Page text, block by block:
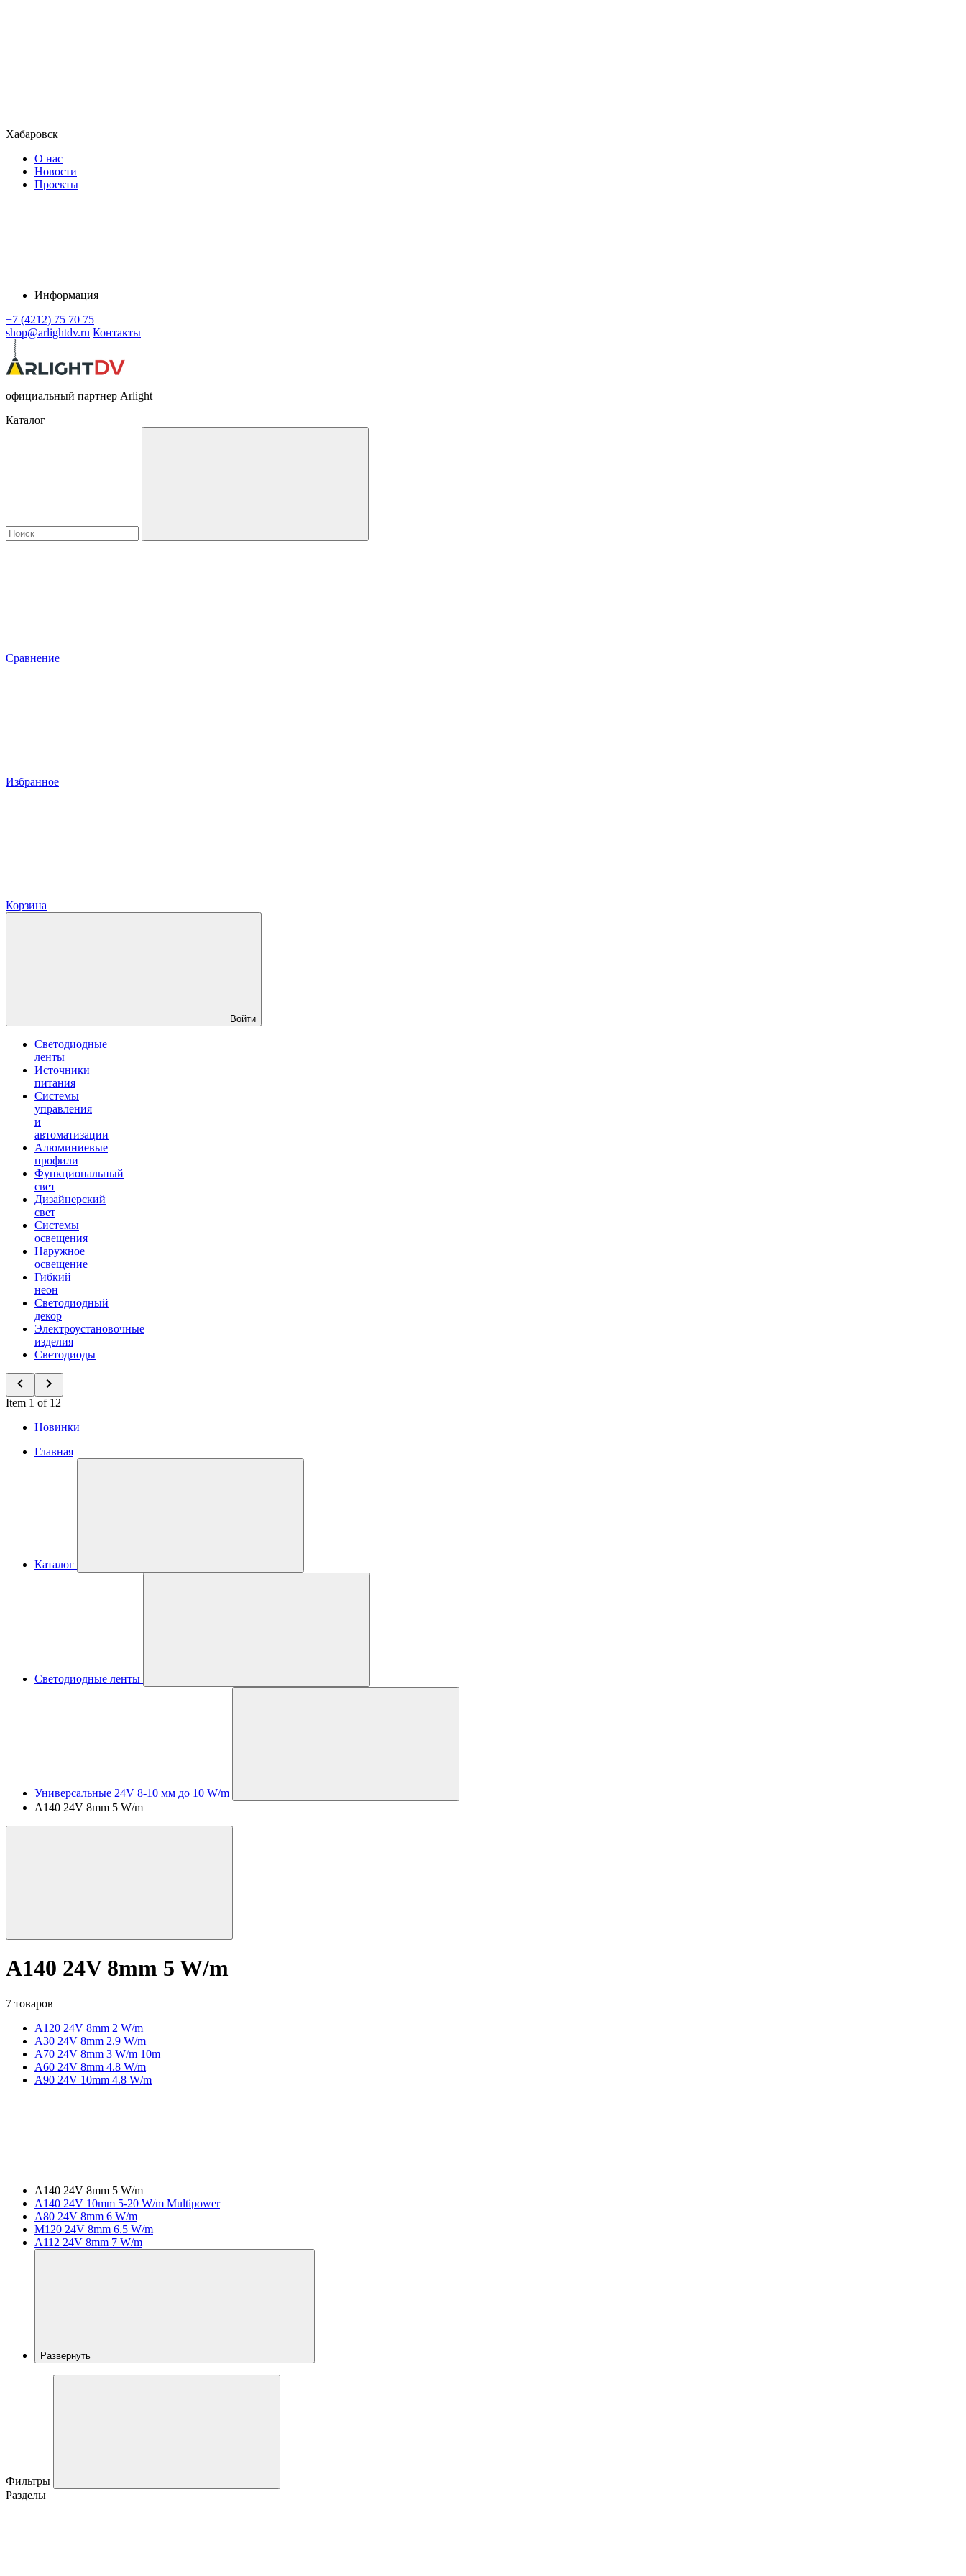
Хабаровск
О нас
Новости
Проекты
Информация
+7 (4212) 75 70 75
shop@arlightdv.ru Контакты
официальный партнер Arlight
Каталог
Сравнение
Избранное
Корзина
Войти
Светодиодные
ленты
Источники
питания
Системы
управления
и
автоматизации
Алюминиевые
профили
Функциональный
свет
Дизайнерский
свет
Системы
освещения
Наружное
освещение
Гибкий
неон
Светодиодный
декор
Электроустановочные
изделия
Светодиоды
Item 1 of 12
Новинки
Главная
Каталог
Светодиодные ленты
Универсальные 24V 8-10 мм до 10 W/m
A140 24V 8mm 5 W/m
A140 24V 8mm 5 W/m
7 товаров
A120 24V 8mm 2 W/m
A30 24V 8mm 2.9 W/m
A70 24V 8mm 3 W/m 10m
A60 24V 8mm 4.8 W/m
A90 24V 10mm 4.8 W/m
A140 24V 8mm 5 W/m
A140 24V 10mm 5-20 W/m Multipower
A80 24V 8mm 6 W/m
M120 24V 8mm 6.5 W/m
A112 24V 8mm 7 W/m
Развернуть
Фильтры
Разделы